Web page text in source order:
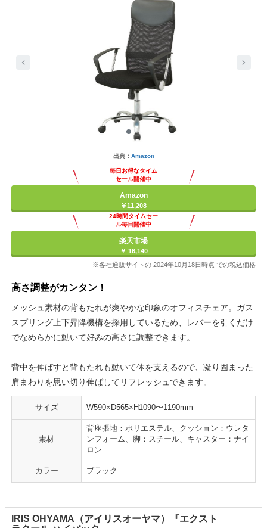
出典： Amazon
毎日お得なタイム
セール開催中
Amazon
￥11,208
24時間タイムセー
ル毎日開催中
楽天市場
￥ 16,140
※各社通販サイトの 2024年10月18日時点 での税込価格
高さ調整がカンタン！
メッシュ素材の背もたれが爽やかな印象のオフィスチェア。ガス
スプリング上下昇降機構を採用しているため、レバーを引くだけ
でなめらかに動いて好みの高さに調整できます。
背中を伸ばすと背もたれも動いて体を支えるので、凝り固まった
肩まわりを思い切り伸ばしてリフレッシュできます。
サイズ W590×D565×H1090〜1190mm
素材
背座張地：ポリエステル、クッション：ウレタ
ンフォーム、脚：スチール、キャスター：ナイ
ロン
カラー ブラック
IRIS OHYAMA（アイリスオーヤマ）『エクスト